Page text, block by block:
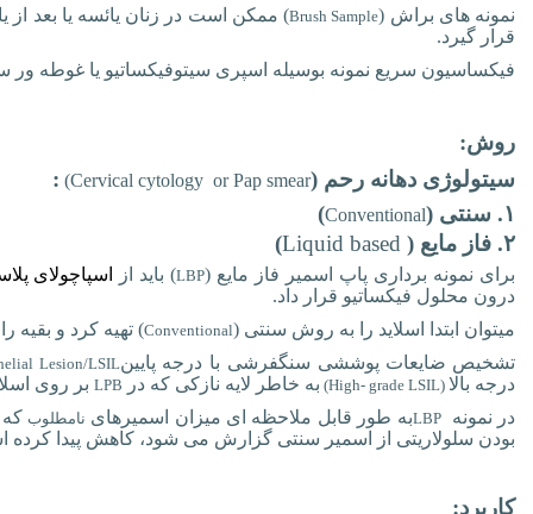
نمونه های براش (Brush Sample) ممکن است در زنان یائسه یا بعد از
قرار گیرد.
فیکساسیون سریع نمونه بوسیله اسپری سیتوفیکساتیو یا غوطه ور سازی در
روش:
سیتولوژی دهانه رحم (Cervical cytology or Pap smear)
:
۱. سنتی (
Conventional
)
۲. فاز مایع (
Liquid based
)
برای نمونه برداری پاپ اسمیر فاز مایع (LBP) باید از اسپاچولای
درون محلول فیکساتیو قرار داد.
میتوان ابتدا اسلاید را به روش سنتی (Conventional) تهیه کرد و بقیه
تشخیص ضایعات پوششی سنگفرشی با درجه پایینLesion/LSIL
درجه بالا (High- grade LSIL) به خاطر لایه نازکی که در LPB بر روی
در نمونه
LBPبه طور قابل ملاحظه ای میزان اسمیرهای نامطلوب
بودن سلولاریتی از اسمیر سنتی گزارش می شود، کاهش پیدا کرده
کاربرد: